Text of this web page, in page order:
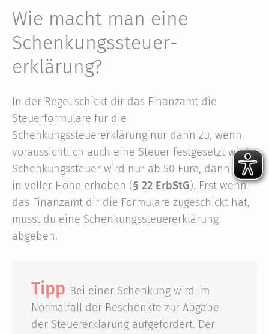
Wie macht man eine
Schenkungs­steuer­
erklärung?
In der Regel schickt dir das Finanzamt die
Steuerformulare für die
Schenkungssteuererklärung nur dann zu, wenn
voraussichtlich auch eine Steuer festgesetzt wird.
Schenkungssteuer wird nur ab 50 Euro, dann aber
in voller Höhe erhoben (§ 22 ErbStG). Erst wenn
das Finanzamt dir die Formulare zugeschickt hat,
musst du eine Schenkungssteuererklärung
abgeben.
Tipp Bei einer Schenkung wird im
Normalfall der Beschenkte zur Abgabe
der Steuererklärung aufgefordert. Der